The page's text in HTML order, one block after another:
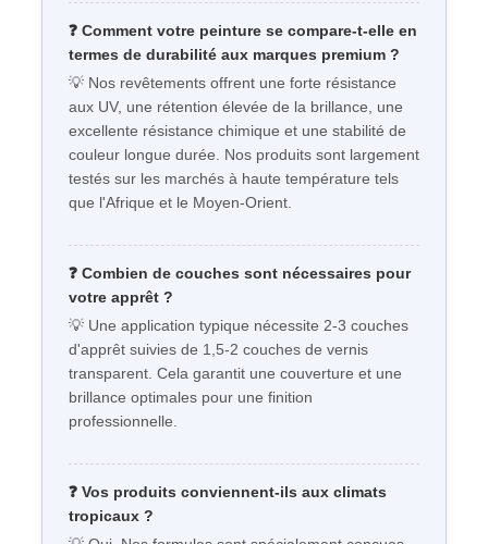
❓ Comment votre peinture se compare-t-elle en
termes de durabilité aux marques premium ?
💡 Nos revêtements offrent une forte résistance
aux UV, une rétention élevée de la brillance, une
excellente résistance chimique et une stabilité de
couleur longue durée. Nos produits sont largement
testés sur les marchés à haute température tels
que l'Afrique et le Moyen-Orient.
❓ Combien de couches sont nécessaires pour
votre apprêt ?
💡 Une application typique nécessite 2-3 couches
d'apprêt suivies de 1,5-2 couches de vernis
transparent. Cela garantit une couverture et une
brillance optimales pour une finition
professionnelle.
❓ Vos produits conviennent-ils aux climats
tropicaux ?